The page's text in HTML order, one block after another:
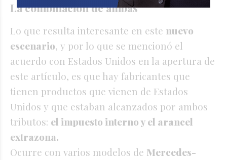
La combinación de ambas
Lo que resulta interesante en este nuevo
escenario, y por lo que se mencionó el
acuerdo con Estados Unidos en la apertura de
este artículo, es que hay fabricantes que
tienen productos que vienen de Estados
Unidos y que estaban alcanzados por ambos
tributos: el impuesto interno y el arancel
extrazona.
Ocurre con varios modelos de Mercedes-